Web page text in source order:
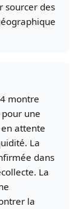
sourcer des
montre
une
attente
La
dans
La
la